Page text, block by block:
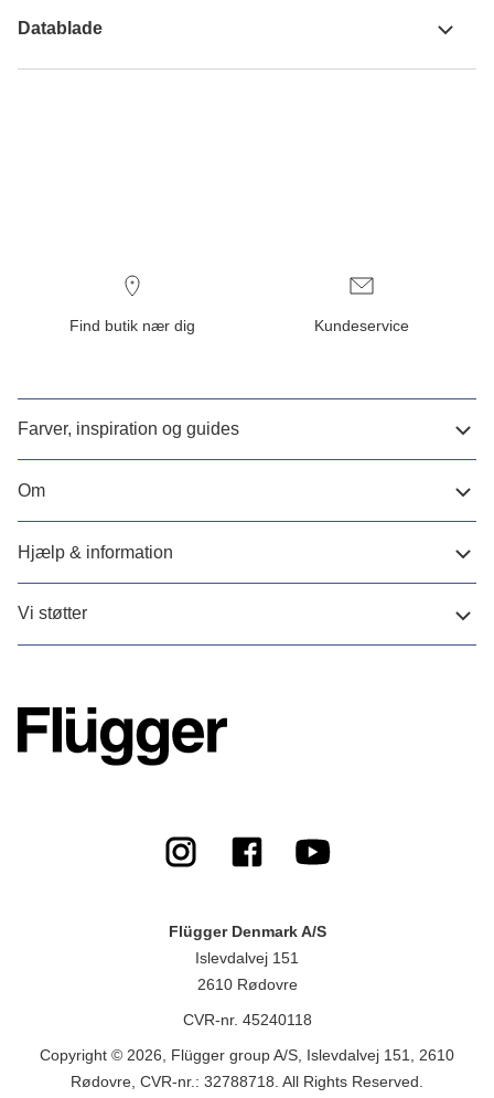
Datablade
Find butik nær dig Kundeservice
Farver, inspiration og guides
Om
Hjælp & information
Vi støtter
Flügger Denmark A/S
Islevdalvej 151
2610 Rødovre
CVR-nr. 45240118
Copyright © 2026, Flügger group A/S, Islevdalvej 151, 2610
Rødovre, CVR-nr.: 32788718. All Rights Reserved.